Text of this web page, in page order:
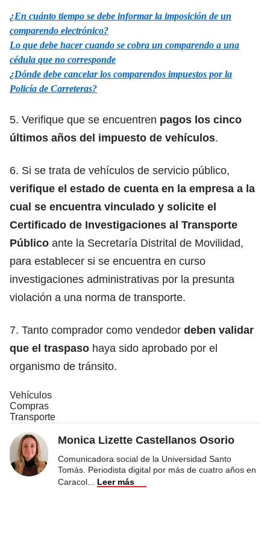
¿En cuánto tiempo se debe informar la imposición de un
comparendo electrónico?
Lo que debe hacer cuando se cobra un comparendo a una
cédula que no corresponde
¿Dónde debe cancelar los comparendos impuestos por la
Policía de Carreteras?
5. Verifique que se encuentren pagos los cinco
últimos años del impuesto de vehículos.
6. Si se trata de vehículos de servicio público,
verifique el estado de cuenta en la empresa a la
cual se encuentra vinculado y solicite el
Certificado de Investigaciones al Transporte
Público ante la Secretaría Distrital de Movilidad,
para establecer si se encuentra en curso
investigaciones administrativas por la presunta
violación a una norma de transporte.
7. Tanto comprador como vendedor deben validar
que el traspaso haya sido aprobado por el
organismo de tránsito.
Vehículos
Compras
Transporte
Monica Lizette Castellanos Osorio
Comunicadora social de la Universidad Santo
Tomás. Periodista digital por más de cuatro años en
Caracol
Leer más